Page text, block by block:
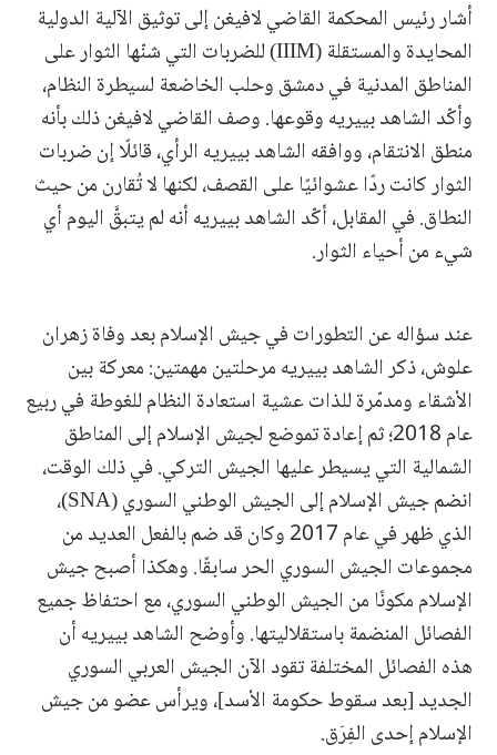
أشار رئيس المحكمة القاضي لافيغن إلى توثيق الآلية الدولية
المحايدة والمستقلة (IIIM) للضربات التي شنّها الثوار على
المناطق المدنية في دمشق وحلب الخاضعة لسيطرة النظام،
وأكّد الشاهد بييريه وقوعها. وصف القاضي لافيغن ذلك بأنه
منطق الانتقام، ووافقه الشاهد بييريه الرأي، قائلًا إن ضربات
الثوار كانت ردًا عشوائيًا على القصف، لكنها لا تُقارن من حيث
النطاق. في المقابل، أكّد الشاهد بييريه أنه لم يتبقَّ اليوم أي
شيء من أحياء الثوار.
عند سؤاله عن التطورات في جيش الإسلام بعد وفاة زهران
علوش، ذكر الشاهد بييريه مرحلتين مهمتين: معركة بين
الأشقاء ومدمّرة للذات عشية استعادة النظام للغوطة في ربيع
عام 2018؛ ثم إعادة تموضع لجيش الإسلام إلى المناطق
الشمالية التي يسيطر عليها الجيش التركي. في ذلك الوقت،
انضم جيش الإسلام إلى الجيش الوطني السوري (SNA)،
الذي ظهر في عام 2017 وكان قد ضم بالفعل العديد من
مجموعات الجيش السوري الحر سابقًا. وهكذا أصبح جيش
الإسلام مكونًا من الجيش الوطني السوري، مع احتفاظ جميع
الفصائل المنضمة باستقلاليتها. وأوضح الشاهد بييريه أن
هذه الفصائل المختلفة تقود الآن الجيش العربي السوري
الجديد [بعد سقوط حكومة الأسد]، ويرأس عضو من جيش
الإسلام إحدى الفِرَق.